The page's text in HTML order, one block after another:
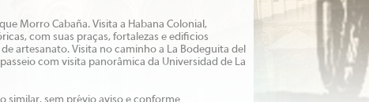
Morro Cabaña. Visita a Habana Colonial,
com suas praças, fortalezas e edificios
artesanato. Visita no caminho a La Bodeguita del
com visita panorâmica da Universidad de La